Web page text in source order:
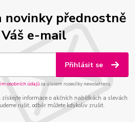
novinky přednostně
e-mail
Přihlásit se
osobních údajůza účelem rozesílky newsletteru.
informace o akčních nabídkách a slevách
rušit, odběr můžete kdykoliv zrušit.